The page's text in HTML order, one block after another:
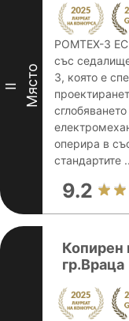
II Място
РОМТЕХ-3 ЕС
със
3, която е
оперира в
стандартите
9.2
гр.Враца